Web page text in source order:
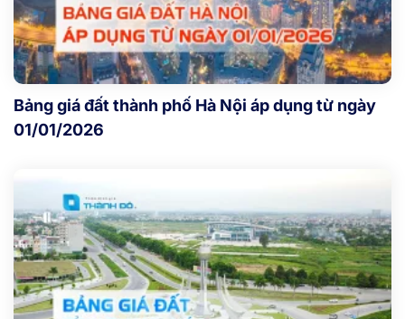
Bảng giá đất thành phố Hà Nội áp dụng từ ngày
01/01/2026